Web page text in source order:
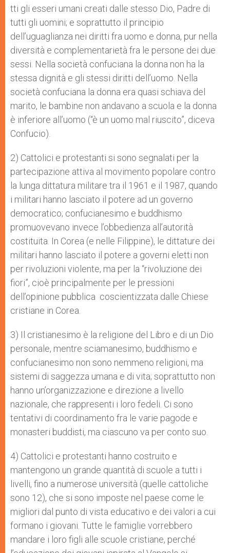
tti gli esseri umani creati dalle stesso Dio, Padre di
tutti gli uomini; e soprattutto il principio
dell’uguaglianza nei diritti fra uomo e donna, pur nella
diversità e complementarietà fra le persone dei due
sessi. Nella società confuciana la donna non ha la
stessa dignità e gli stessi diritti dell’uomo. Nella
società confuciana la donna era quasi schiava del
marito, le bambine non andavano a scuola e la donna
è inferiore all’uomo (“è un uomo mal riuscito”, diceva
Confucio).
2) Cattolici e protestanti si sono segnalati per la
partecipazione attiva al movimento popolare contro
la lunga dittatura militare tra il 1961 e il 1987, quando
i militari hanno lasciato il potere ad un governo
democratico; confucianesimo e buddhismo
promuovevano invece l’obbedienza all’autorità
costituita. In Corea (e nelle Filippine), le dittature dei
militari hanno lasciato il potere a governi eletti non
per rivoluzioni violente, ma per la “rivoluzione dei
fiori”, cioè principalmente per le pressioni
dell’opinione pubblica coscientizzata dalle Chiese
cristiane in Corea.
3) Il cristianesimo è la religione del Libro e di un Dio
personale, mentre sciamanesimo, buddhismo e
confucianesimo non sono nemmeno religioni, ma
sistemi di saggezza umana e di vita; soprattutto non
hanno un’organizzazione e direzione a livello
nazionale, che rappresenti i loro fedeli. Ci sono
tentativi di coordinamento fra le varie pagode e
monasteri buddisti, ma ciascuno va per conto suo.
4) Cattolici e protestanti hanno costruito e
mantengono un grande quantità di scuole a tutti i
livelli, fino a numerose università (quelle cattoliche
sono 12), che si sono imposte nel paese come le
migliori dal punto di vista educativo e dei valori a cui
formano i giovani. Tutte le famiglie vorrebbero
mandare i loro figli alle scuole cristiane, perché